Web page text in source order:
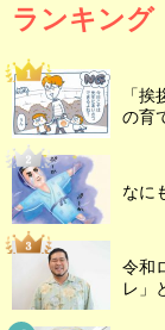
ランキング
「
の育
なに
令和
レ」